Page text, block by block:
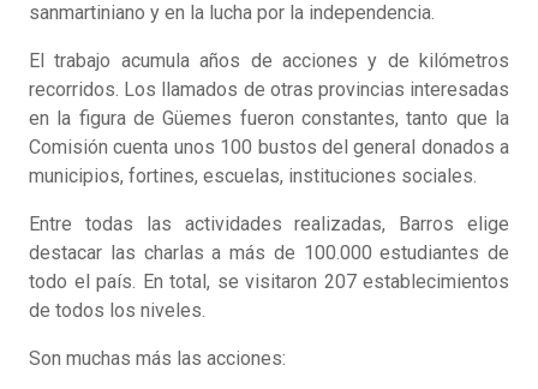
sanmartiniano y en la lucha por la independencia.
El trabajo acumula años de acciones y de kilómetros
recorridos. Los llamados de otras provincias interesadas
en la figura de Güemes fueron constantes, tanto que la
Comisión cuenta unos 100 bustos del general donados a
municipios, fortines, escuelas, instituciones sociales.
Entre todas las actividades realizadas, Barros elige
destacar las charlas a más de 100.000 estudiantes de
todo el país. En total, se visitaron 207 establecimientos
de todos los niveles.
Son muchas más las acciones: